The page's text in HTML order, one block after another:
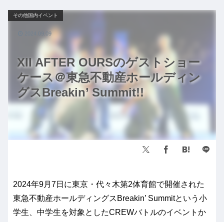
XII AFTER OURSのゲストショー
ケース＠東急不動産ホールディン
グスBreakin’ Summit!!
その他国内イベント
2024.09.09
2024年9月7日に東京・代々木第2体育館で開催された
東急不動産ホールディングスBreakin’ Summitという小
学生、中学生を対象としたCREWバトルのイベントか